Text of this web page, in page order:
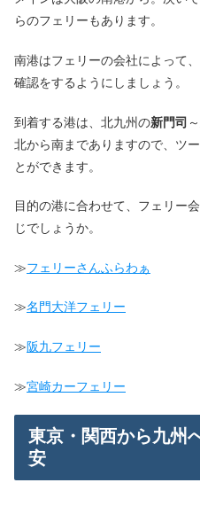
らのフェリーもあります。
南港はフェリーの会社によって
確認をするようにしましょう。
到着する港は、北九州の新門司 ～
北から南までありますので、ツ
とができます。
目的の港に合わせて、フェリー
じでしょうか。
≫フェリーさんふらわぁ
≫名門大洋フェリー
≫ 阪九フェリー
≫宮崎カーフェリー
東京・関西から九州
安